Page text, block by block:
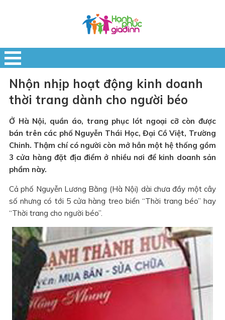
Nhộn nhịp hoạt động kinh doanh
thời trang dành cho người béo
Ở Hà Nội, quần áo, trang phục lót ngoại cỡ còn được
bán trên các phố Nguyễn Thái Học, Đại Cồ Việt, Trường
Chinh. Thậm chí có người còn mở hẳn một hệ thống gồm
3 cửa hàng đặt địa điểm ở nhiều nơi để kinh doanh sản
phẩm này.
Cả phố Nguyễn Lương Bằng (Hà Nội) dài chưa đầy một cây
số nhưng có tới 5 cửa hàng treo biển “Thời trang béo” hay
“Thời trang cho người béo”.